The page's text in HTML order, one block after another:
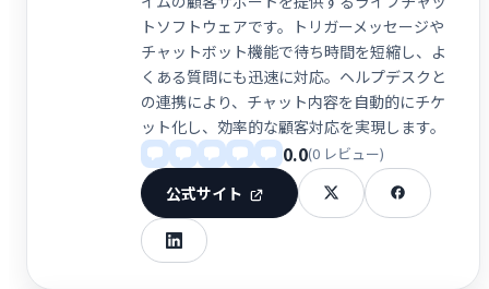
トソフトウェアです。トリガーメッセージや
チャットボット機能で待ち時間を短縮し、よ
くある質問にも迅速に対応。ヘルプデスクと
の連携により、チャット内容を自動的にチケ
ット化し、効率的な顧客対応を実現します。
0.0(0 レビュー)
公式サイト